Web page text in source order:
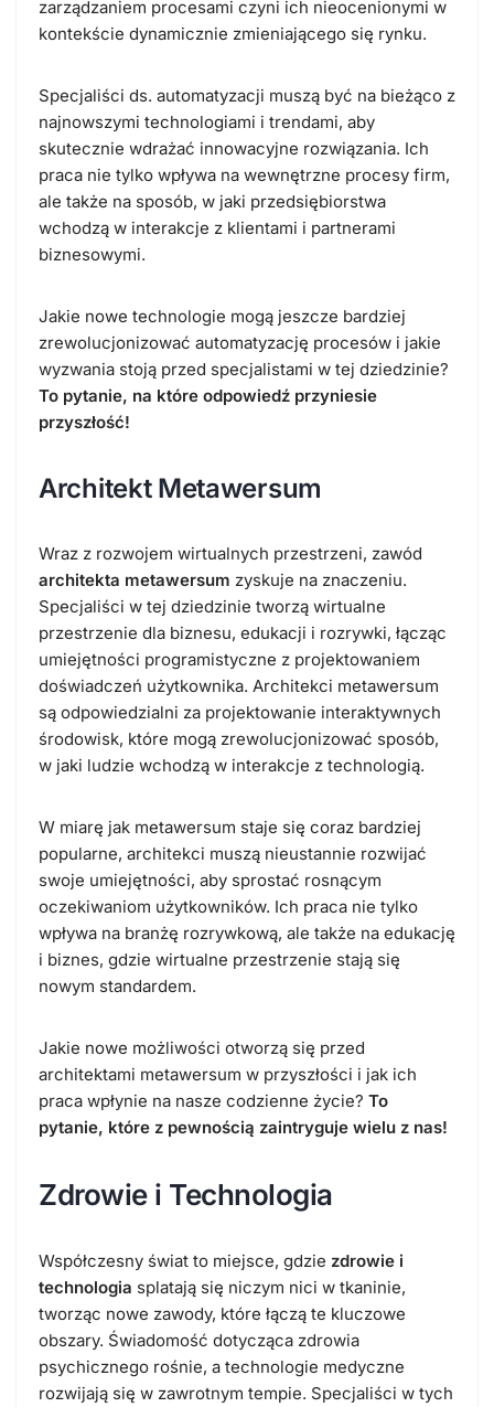
zarządzaniem procesami czyni ich nieocenionymi w
kontekście dynamicznie zmieniającego się rynku.
Specjaliści ds. automatyzacji muszą być na bieżąco z
najnowszymi technologiami i trendami, aby
skutecznie wdrażać innowacyjne rozwiązania. Ich
praca nie tylko wpływa na wewnętrzne procesy firm,
ale także na sposób, w jaki przedsiębiorstwa
wchodzą w interakcje z klientami i partnerami
biznesowymi.
Jakie nowe technologie mogą jeszcze bardziej
zrewolucjonizować automatyzację procesów i jakie
wyzwania stoją przed specjalistami w tej dziedzinie?
To pytanie, na które odpowiedź przyniesie
przyszłość!
Architekt Metawersum
Wraz z rozwojem wirtualnych przestrzeni, zawód
architekta metawersum zyskuje na znaczeniu.
Specjaliści w tej dziedzinie tworzą wirtualne
przestrzenie dla biznesu, edukacji i rozrywki, łącząc
umiejętności programistyczne z projektowaniem
doświadczeń użytkownika. Architekci metawersum
są odpowiedzialni za projektowanie interaktywnych
środowisk, które mogą zrewolucjonizować sposób,
w jaki ludzie wchodzą w interakcje z technologią.
W miarę jak metawersum staje się coraz bardziej
popularne, architekci muszą nieustannie rozwijać
swoje umiejętności, aby sprostać rosnącym
oczekiwaniom użytkowników. Ich praca nie tylko
wpływa na branżę rozrywkową, ale także na edukację
i biznes, gdzie wirtualne przestrzenie stają się
nowym standardem.
Jakie nowe możliwości otworzą się przed
architektami metawersum w przyszłości i jak ich
praca wpłynie na nasze codzienne życie? To
pytanie, które z pewnością zaintryguje wielu z nas!
Zdrowie i Technologia
Współczesny świat to miejsce, gdzie zdrowie i
technologia splatają się niczym nici w tkaninie,
tworząc nowe zawody, które łączą te kluczowe
obszary. Świadomość dotycząca zdrowia
psychicznego rośnie, a technologie medyczne
rozwijają się w zawrotnym tempie. Specjaliści w tych